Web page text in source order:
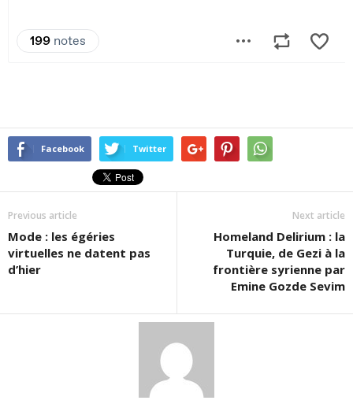
Facebook Twitter
Previous article
Mode : les égéries
virtuelles ne datent pas
d’hier
Next article
Homeland Delirium : la
Turquie, de Gezi à la
frontière syrienne par
Emine Gozde Sevim